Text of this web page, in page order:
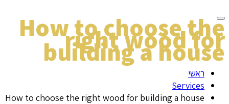
How to choose the
right wood for
building a house
ראשי
Services
How to choose the right wood for building a house